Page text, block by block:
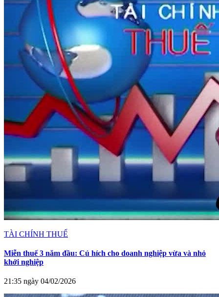
TÀI CHÍNH THUẾ
Miễn thuế 3 năm đầu: Cú hích cho doanh nghiệp vừa và nhỏ
khởi nghiệp
21:35 ngày 04/02/2026